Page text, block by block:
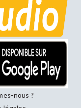
nous ?